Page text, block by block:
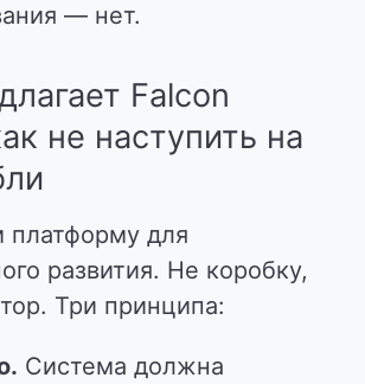
— нет.
Falcon
не наступить на
для
развития. Не коробку,
Три принципа:
Система должна